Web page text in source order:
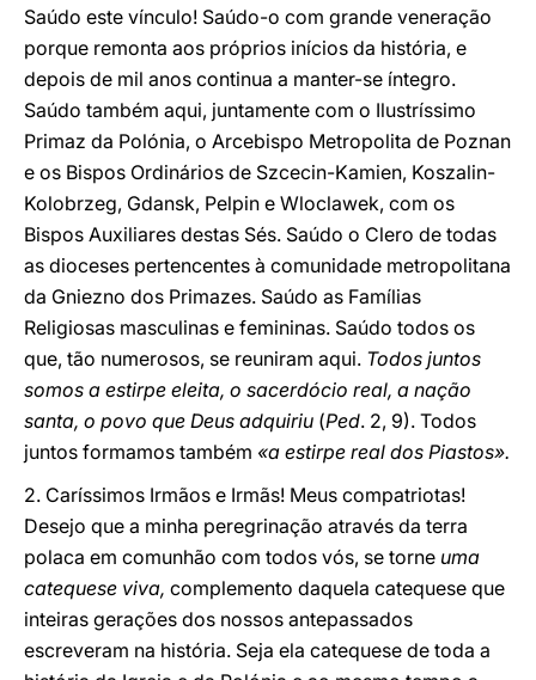
Saúdo este vínculo! Saúdo-o com grande veneração
porque remonta aos próprios inícios da história, e
depois de mil anos continua a manter-se íntegro.
Saúdo também aqui, juntamente com o Ilustríssimo
Primaz da Polónia, o Arcebispo Metropolita de Poznan
e os Bispos Ordinários de Szcecin-Kamien, Koszalin-
Kolobrzeg, Gdansk, Pelpin e Wloclawek, com os
Bispos Auxiliares destas Sés. Saúdo o Clero de todas
as dioceses pertencentes à comunidade metropolitana
da Gniezno dos Primazes. Saúdo as Famílias
Religiosas masculinas e femininas. Saúdo todos os
que, tão numerosos, se reuniram aqui. Todos juntos
somos a estirpe eleita, o sacerdócio real, a nação
santa, o povo que Deus adquiriu (Ped. 2, 9). Todos
juntos formamos também «a estirpe real dos Piastos».
2. Caríssimos Irmãos e Irmãs! Meus compatriotas!
Desejo que a minha peregrinação através da terra
polaca em comunhão com todos vós, se torne uma
catequese viva, complemento daquela catequese que
inteiras gerações dos nossos antepassados
escreveram na história. Seja ela catequese de toda a